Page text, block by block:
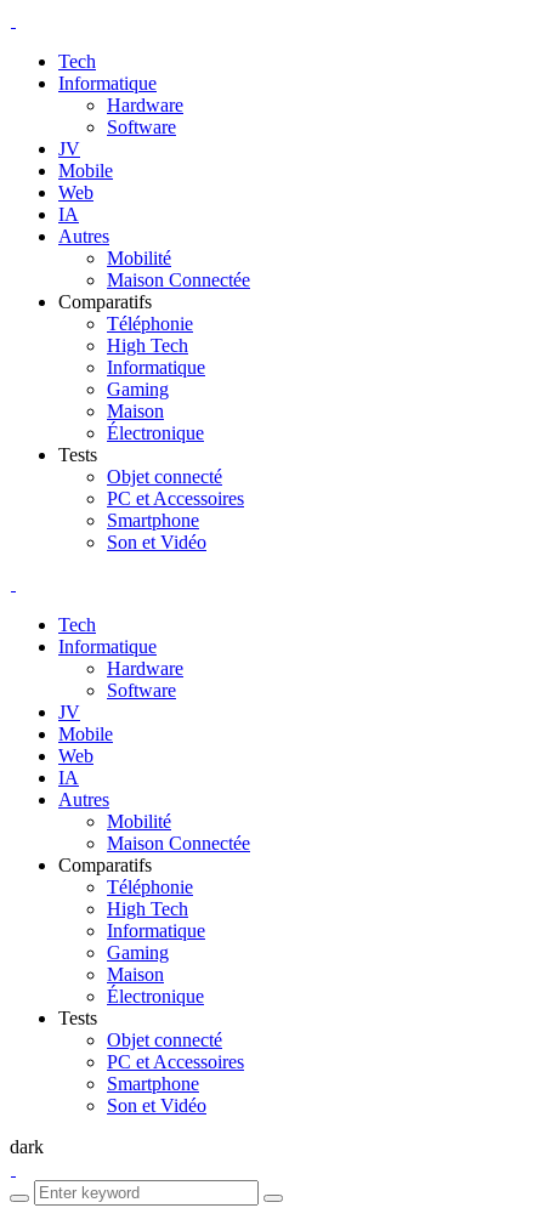
Tech
Informatique
Hardware
Software
JV
Mobile
Web
IA
Autres
Mobilité
Maison Connectée
Comparatifs
Téléphonie
High Tech
Informatique
Gaming
Maison
Électronique
Tests
Objet connecté
PC et Accessoires
Smartphone
Son et Vidéo
Tech
Informatique
Hardware
Software
JV
Mobile
Web
IA
Autres
Mobilité
Maison Connectée
Comparatifs
Téléphonie
High Tech
Informatique
Gaming
Maison
Électronique
Tests
Objet connecté
PC et Accessoires
Smartphone
Son et Vidéo
dark